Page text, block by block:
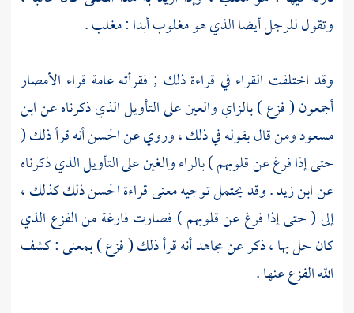
وتقول للرجل أيضا الذي هو مغلوب أبدا : مغلب .
وقد اختلفت القراء في قراءة ذلك ; فقرأته عامة قراء الأمصار
أجمعون ( فزع ) بالزاي والعين على التأويل الذي ذكرناه عنابن
مسعودومن قال بقوله في ذلك ، وروي عنالحسنأنه قرأ ذلك (
حتى إذا فرغ عن قلوبهم ) بالراء والغين على التأويل الذي ذكرناه
عنابن زيد. وقد يحتمل توجيه معنى قراءةالحسنذلك كذلك ،
إلى ( حتى إذا فرغ عن قلوبهم ) فصارت فارغة من الفزع الذي
كان حل بها ، ذكر عنمجاهدأنه قرأ ذلك ( فزع ) بمعنى : كشف
الله الفزع عنها .